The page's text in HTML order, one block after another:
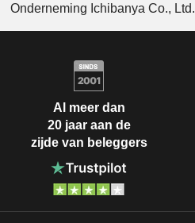
Onderneming Ichibanya Co., Ltd.
Al meer dan
20 jaar aan de
zijde van beleggers